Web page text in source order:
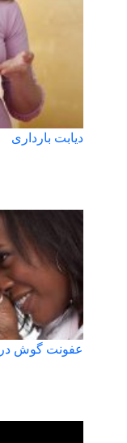
دیابت بارداری
عفونت گوش